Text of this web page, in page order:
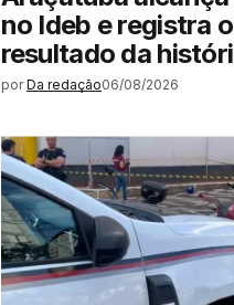
no Ideb e registra
resultado da
por Da redação06/08/2026